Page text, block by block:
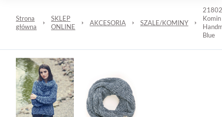
Strona
główna
SKLEP
ONLINE
AKCESORIA SZALE/KOMINY
Komin
Blue